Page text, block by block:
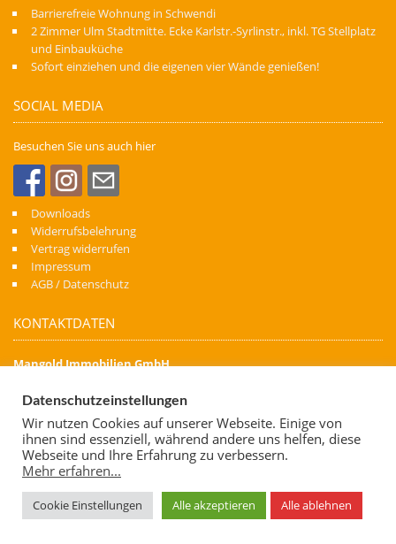
Barrierefreie Wohnung in Schwendi
2 Zimmer Ulm Stadtmitte. Ecke Karlstr.-Syrlinstr., inkl. TG Stellplatz
und Einbauküche
Sofort einziehen und die eigenen vier Wände genießen!
SOCIAL MEDIA
Besuchen Sie uns auch hier
Downloads
Widerrufsbelehrung
Vertrag widerrufen
Impressum
AGB / Datenschutz
KONTAKTDATEN
Mangold Immobilien GmbH
Kapellenstraße 74
88471 Laupheim
Telefon: 07392 700 06 62
Mobil: 0173 7638 667
E-Mail:info@mangold-immobilien.de
Datenschutzeinstellungen
Wir nutzen Cookies auf unserer Webseite. Einige von
ihnen sind essenziell, während andere uns helfen, diese
Webseite und Ihre Erfahrung zu verbessern.
Mehr erfahren...
Cookie Einstellungen Alle akzeptieren Alle ablehnen